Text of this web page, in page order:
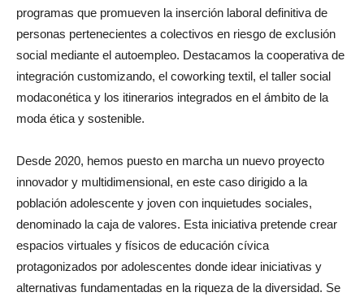
programas que promueven la inserción laboral definitiva de
personas pertenecientes a colectivos en riesgo de exclusión
social mediante el autoempleo. Destacamos la cooperativa de
integración customizando, el coworking textil, el taller social
modaconética y los itinerarios integrados en el ámbito de la
moda ética y sostenible.
Desde 2020, hemos puesto en marcha un nuevo proyecto
innovador y multidimensional, en este caso dirigido a la
población adolescente y joven con inquietudes sociales,
denominado la caja de valores. Esta iniciativa pretende crear
espacios virtuales y físicos de educación cívica
protagonizados por adolescentes donde idear iniciativas y
alternativas fundamentadas en la riqueza de la diversidad. Se